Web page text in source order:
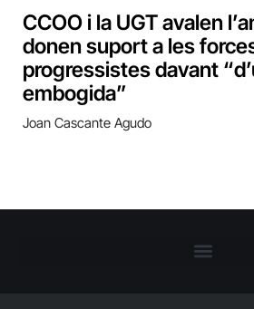
CCOO i la UGT avalen
donen suport a les
progressistes davant
embogida”
Joan Cascante Agudo